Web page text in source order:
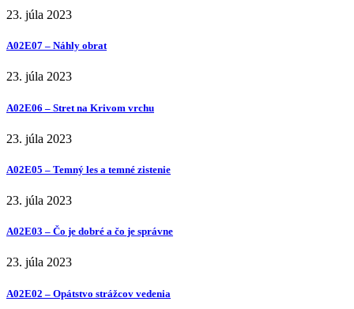
23. júla 2023
A02E07 – Náhly obrat
23. júla 2023
A02E06 – Stret na Krivom vrchu
23. júla 2023
A02E05 – Temný les a temné zistenie
23. júla 2023
A02E03 – Čo je dobré a čo je správne
23. júla 2023
A02E02 – Opátstvo strážcov vedenia